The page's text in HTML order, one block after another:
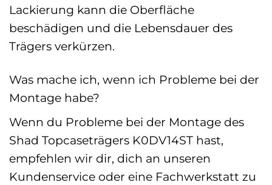
Lackierung kann die Oberfläche
beschädigen und die Lebensdauer des
Trägers verkürzen.
Was mache ich, wenn ich Probleme bei der
Montage habe?
Wenn du Probleme bei der Montage des
Shad Topcaseträgers K0DV14ST hast,
empfehlen wir dir, dich an unseren
Kundenservice oder eine Fachwerkstatt zu